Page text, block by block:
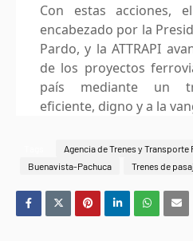
Con estas acciones,
encabezado por la
Pardo, y la ATTRAPI
de los proyectos
país mediante un
eficiente, digno y a la
Agencia de Trenes y Transporte
Buenavista-Pachuca
Trenes de